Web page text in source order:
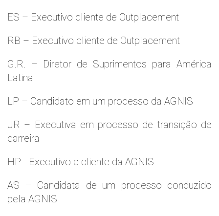
ES – Executivo cliente de Outplacement
RB – Executivo cliente de Outplacement
G.R. – Diretor de Suprimentos para América
Latina
LP – Candidato em um processo da AGNIS
JR – Executiva em processo de transição de
carreira
HP - Executivo e cliente da AGNIS
AS – Candidata de um processo conduzido
pela AGNIS